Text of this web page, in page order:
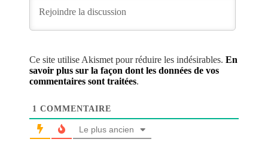
Ce site utilise Akismet pour réduire les indésirables.En
savoir plus sur la façon dont les données de vos
commentaires sont traitées.
1 COMMENTAIRE
Le plus ancien